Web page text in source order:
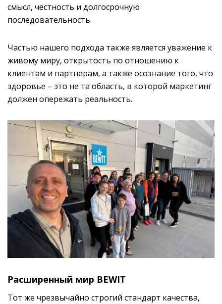
смысл, честность и долгосрочную
последовательность.
Частью нашего подхода также является уважение к
живому миру, открытость по отношению к
клиентам и партнерам, а также осознание того, что
здоровье – это не та область, в которой маркетинг
должен опережать реальность.
Расширенный мир BEWIT
Тот же чрезвычайно строгий стандарт качества,